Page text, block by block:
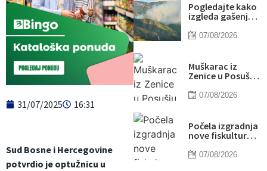
31/07/2025 16:31
Sud Bosne i Hercegovine
potvrdio je optužnicu u
Pogledajte kako
izgleda gašenje
helikoptera
šest tona vode
07/08/2026
Muškarac iz
Zenice u Posušju
iz DM-a
07/08/2026
Počela izgradnja
nove fiskulturne
„Poljice“
07/08/2026